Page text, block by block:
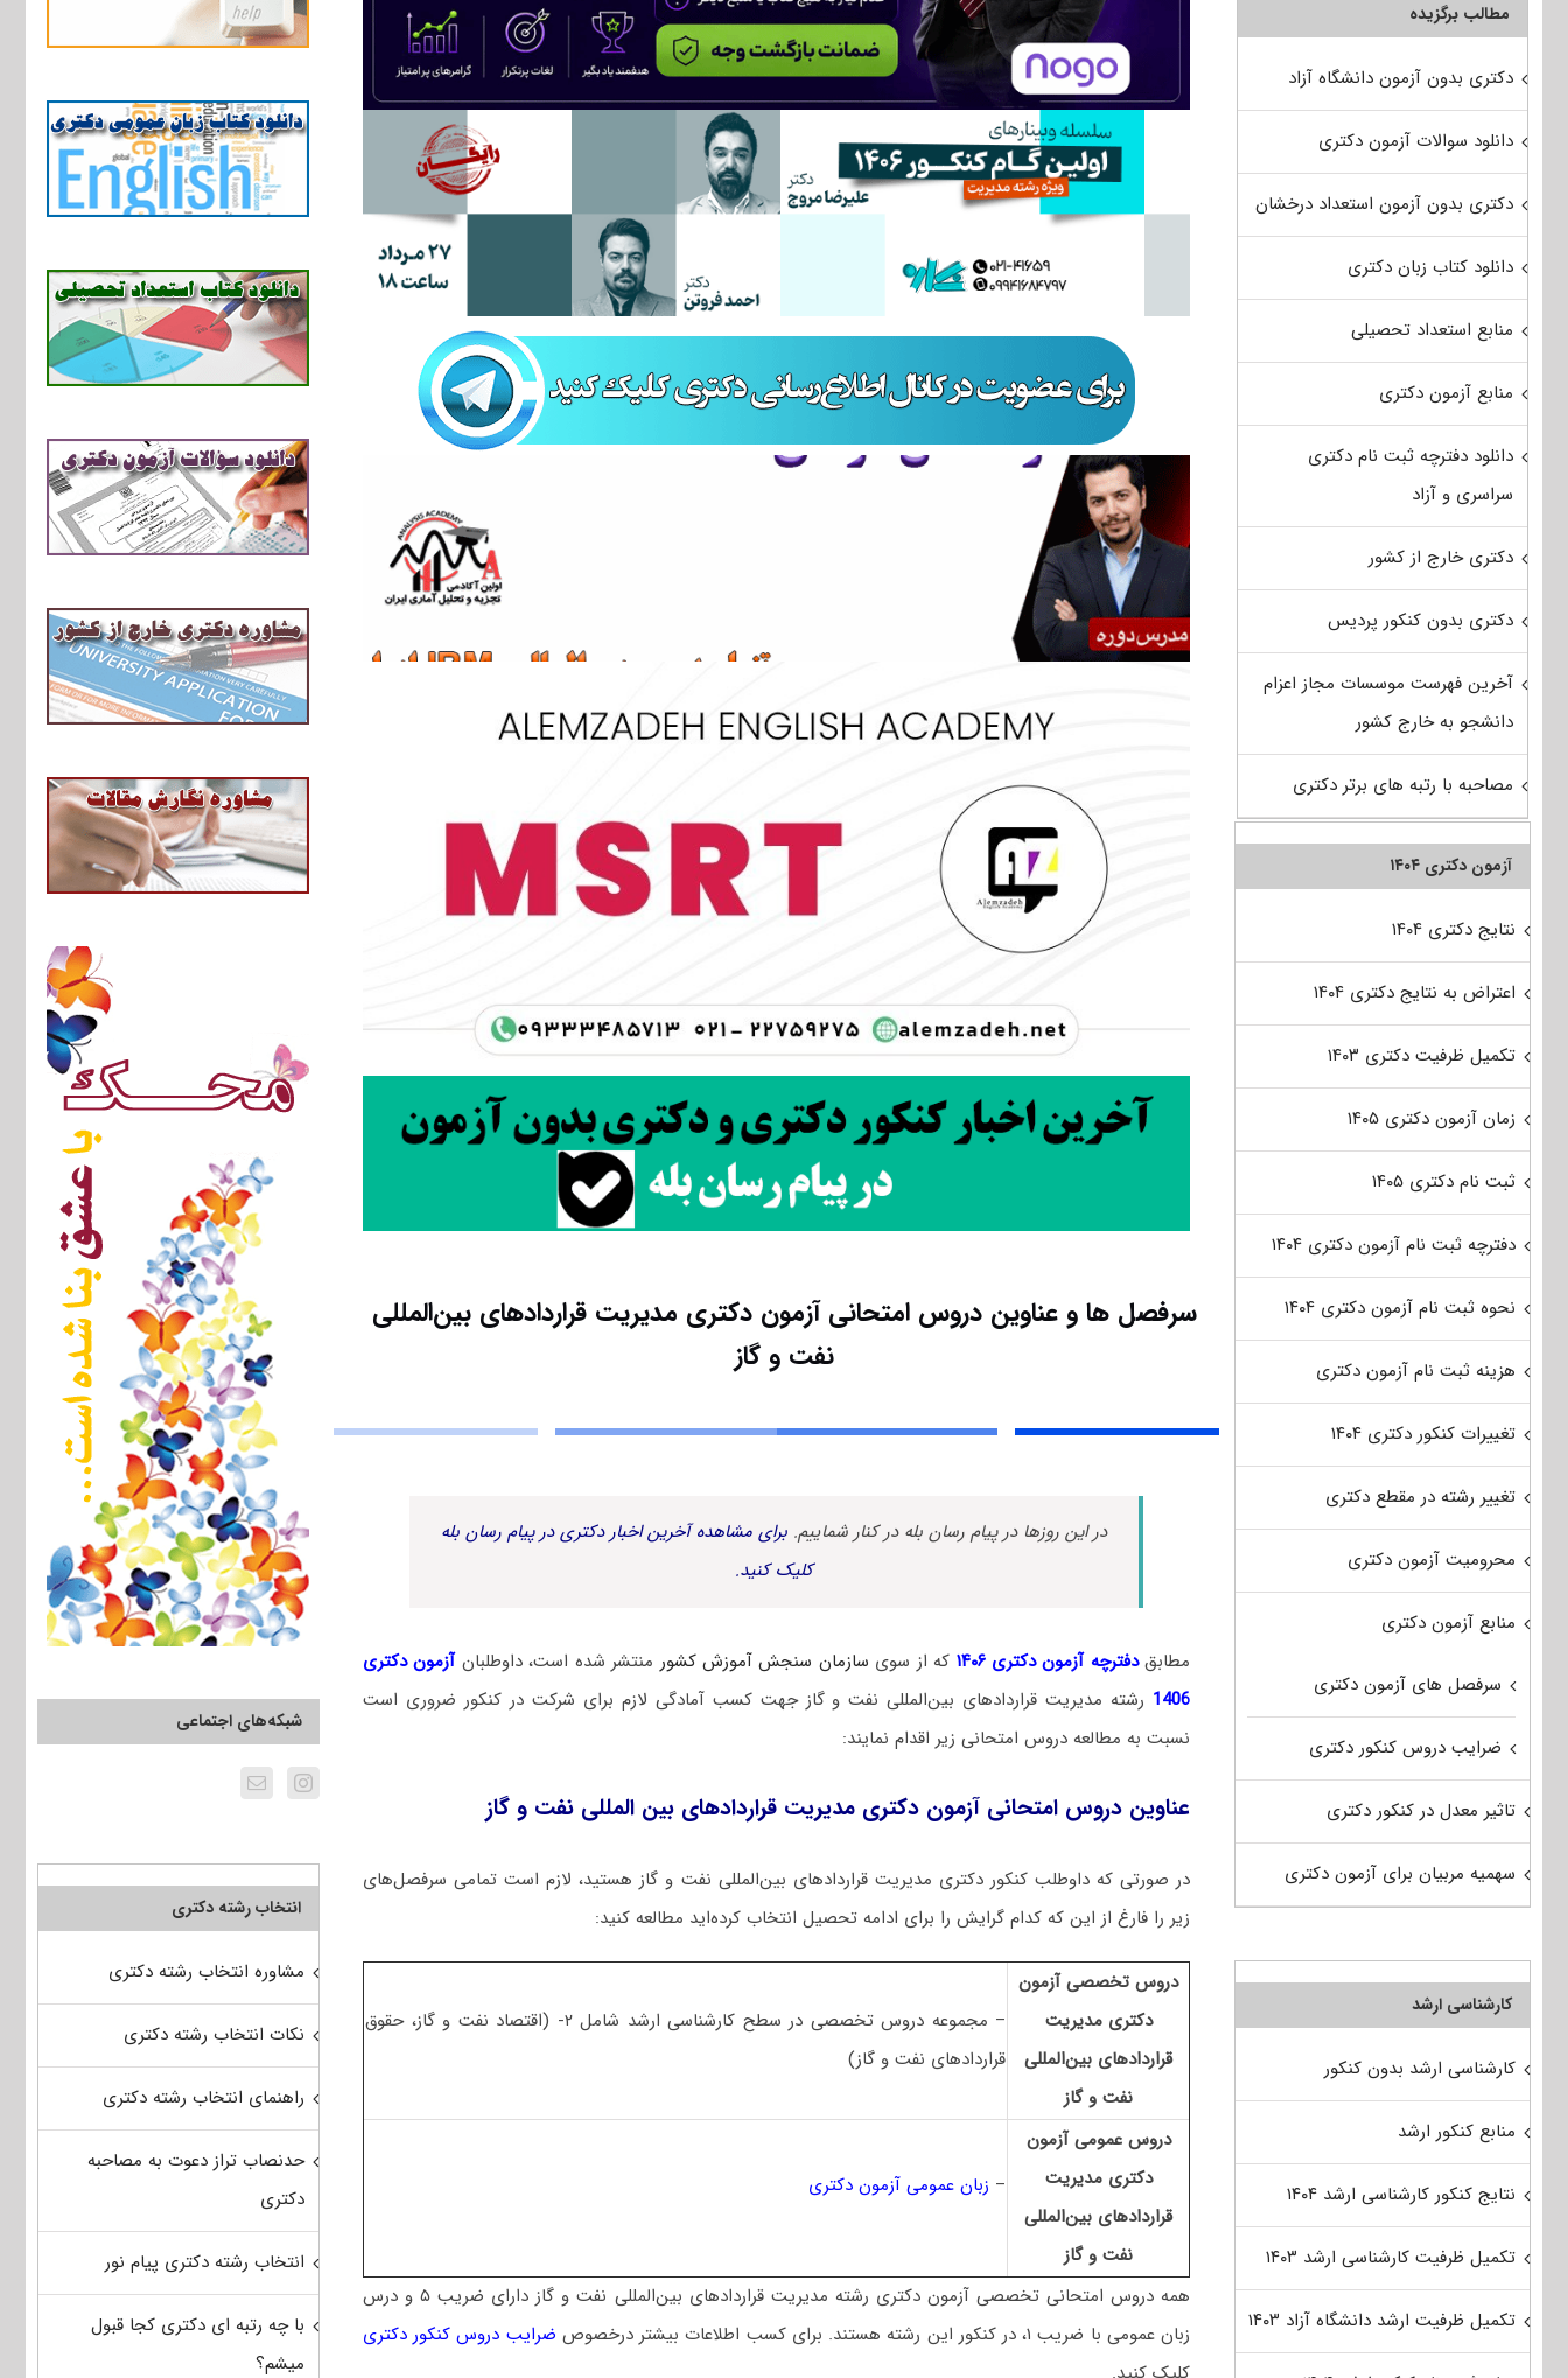
سرفصل ها و عناوین دروس امتحانی آزمون دکتری مدیریت قراردادهای بین‌المللی
نفت و گاز
در این روزها در پیام رسان بله در کنار شماییم. برای مشاهده آخرین اخبار دکتری در پیام رسان بله
کلیک کنید.
مطابق دفترچه آزمون دکتری ۱۴۰۶ که از سوی سازمان سنجش آموزش کشور منتشر شده است، داوطلبان آزمون دکتری
1406 رشته مدیریت قراردادهای بین‌المللی نفت و گاز جهت کسب آمادگی لازم برای شرکت در کنکور ضروری است
نسبت به مطالعه دروس امتحانی زیر اقدام نمایند:
عناوین دروس امتحانی آزمون دکتری مدیریت قراردادهای بین‌ المللی نفت و گاز
در صورتی که داوطلب کنکور دکتری مدیریت قراردادهای بین‌المللی نفت و گاز هستید، لازم است تمامی سرفصل‌های
زیر را فارغ از این که کدام گرایش را برای ادامه تحصیل انتخاب کرده‌اید مطالعه کنید:
دروس تخصصی آزمون
دکتری مدیریت
قراردادهای بین‌المللی
نفت و گاز
– مجموعه دروس تخصصی در سطح کارشناسی ارشد شامل ۲- (اقتصاد نفت و گاز، حقوق
قراردادهای نفت و گاز)
دروس عمومی آزمون
دکتری مدیریت
قراردادهای بین‌المللی
نفت و گاز
– زبان عمومی آزمون دکتری
همه دروس امتحانی تخصصی آزمون دکتری رشته مدیریت قراردادهای بین‌المللی نفت و گاز
دارای ضریب ۵ و درس
زبان عمومی با ضریب ۱، در کنکور این رشته هستند. برای کسب اطلاعات بیشتر درخصوص
ضرایب دروس کنکور دکتری
شبکه‌های اجتماعی
انتخاب رشته دکتری
مشاوره انتخاب رشته دکتری
نکات انتخاب رشته دکتری
راهنمای انتخاب رشته دکتری
حدنصاب تراز دعوت به مصاحبه
دکتری
انتخاب رشته دکتری پیام نور
با چه رتبه ای دکتری کجا قبول
میشم؟
مطالب برگزیده
دکتری بدون آزمون دانشگاه آزاد
دانلود سوالات آزمون دکتری
دکتری بدون آزمون استعداد درخشان
دانلود کتاب زبان دکتری
منابع استعداد تحصیلی
منابع آزمون دکتری
دانلود دفترچه ثبت نام دکتری
سراسری و آزاد
دکتری خارج از کشور
دکتری بدون کنکور پردیس
آخرین فهرست موسسات مجاز اعزام
دانشجو به خارج کشور
مصاحبه با رتبه های برتر دکتری
آزمون دکتری ۱۴۰۴
نتایج دکتری ۱۴۰۴
اعتراض به نتایج دکتری ۱۴۰۴
تکمیل ظرفیت دکتری ۱۴۰۳
زمان آزمون دکتری ۱۴۰۵
ثبت نام دکتری ۱۴۰۵
دفترچه ثبت نام آزمون دکتری ۱۴۰۴
نحوه ثبت نام آزمون دکتری ۱۴۰۴
هزینه ثبت نام آزمون دکتری
تغییرات کنکور دکتری ۱۴۰۴
تغییر رشته در مقطع دکتری
محرومیت آزمون دکتری
منابع آزمون دکتری
سرفصل های آزمون دکتری
ضرایب دروس کنکور دکتری
تاثیر معدل در کنکور دکتری
سهمیه مربیان برای آزمون دکتری
کارشناسی ارشد
کارشناسی ارشد بدون کنکور
منابع کنکور ارشد
نتایج کنکور کارشناسی ارشد ۱۴۰۴
تکمیل ظرفیت کارشناسی ارشد ۱۴۰۳
تکمیل ظرفیت ارشد دانشگاه آزاد ۱۴۰۳